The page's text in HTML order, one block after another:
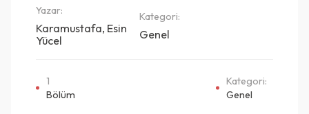
Yazar:
Karamustafa, Esin
Yücel
Kategori:
Genel
1
Bölüm
Kategori:
Genel